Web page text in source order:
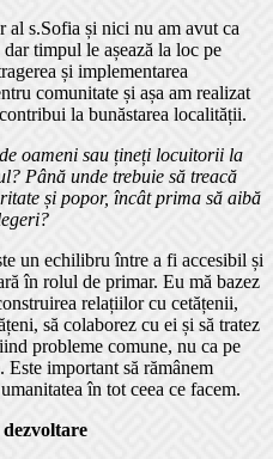
al s.Sofia și nici nu am avut ca
timpul le așează la loc pe
și implementarea
comunitate și așa am realizat
la bunăstarea localității.
oameni sau țineți locuitorii la
Până unde trebuie să treacă
și popor, încât prima să aibă
un echilibru între a fi accesibil și
în rolul de primar. Eu mă bazez
relațiilor cu cetățenii,
să colaborez cu ei și să tratez
probleme comune, nu ca pe
important să rămânem
în tot ceea ce facem.